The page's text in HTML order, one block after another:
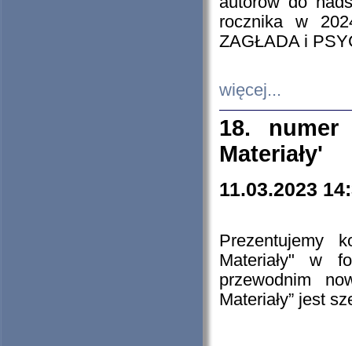
rocznika w
ZAGŁADA i
więcej...
18. numer
Materiały'
11.03.2023
Prezentujemy
Materiały" w
przewodnim
Materiały” jest